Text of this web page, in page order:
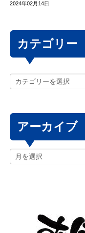
2024年02月14日
カテゴリー
アーカイブ